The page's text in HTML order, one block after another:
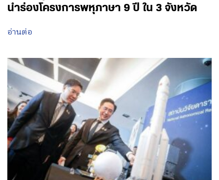
นำร่องโครงการพหุภาษา 9 ปี ใน 3 จังหวัด
อ่านต่อ